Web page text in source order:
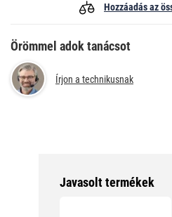
Hozzáadás az
Örömmel adok tanácsot
Írjon a technikusnak
Javasolt termékek